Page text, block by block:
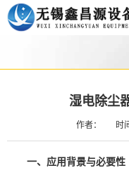
湿电除尘
作者： 时
一、应用背景与必要性